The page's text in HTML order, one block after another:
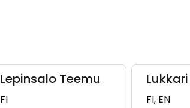
Lepinsalo Teemu
FI
Lukkari
FI, EN